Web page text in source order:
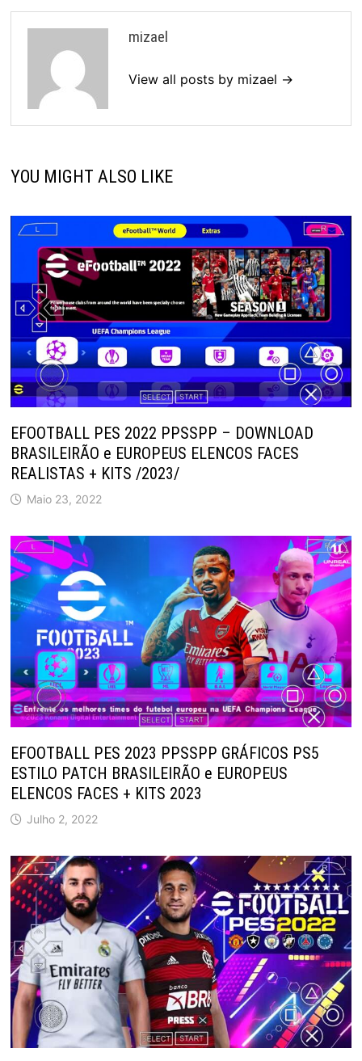
mizael
View all posts by mizael →
YOU MIGHT ALSO LIKE
EFOOTBALL PES 2022 PPSSPP – DOWNLOAD
BRASILEIRÃO e EUROPEUS ELENCOS FACES
REALISTAS + KITS /2023/
Maio 23, 2022
EFOOTBALL PES 2023 PPSSPP GRÁFICOS PS5
ESTILO PATCH BRASILEIRÃO e EUROPEUS
ELENCOS FACES + KITS 2023
Julho 2, 2022